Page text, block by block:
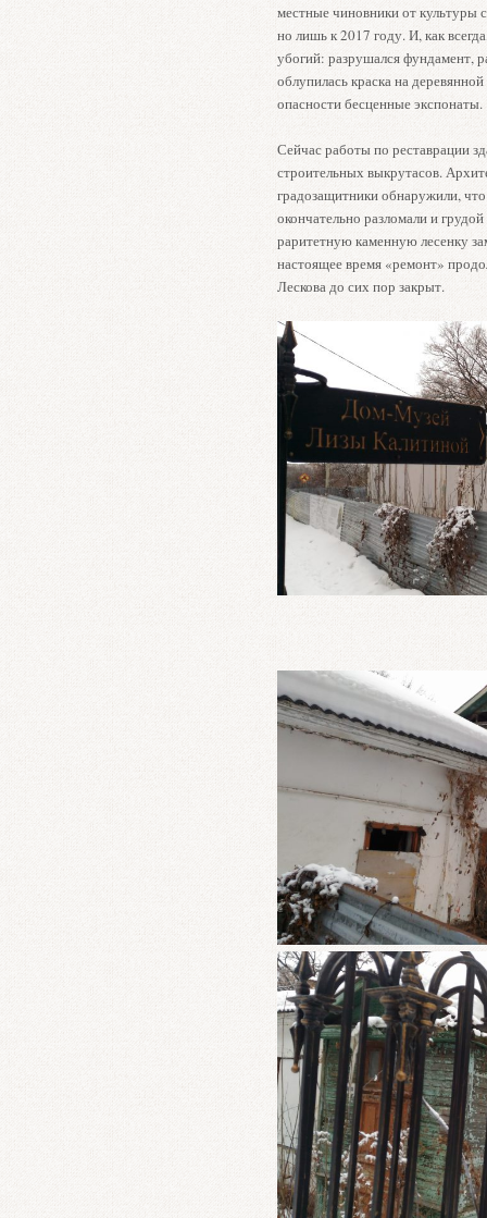
местные чиновники от культуры
но лишь к 2017 году. И, как
убогий: разрушался фундамент,
облупилась краска на
опасности бесценные экспонаты.
Сейчас работы по реставрации
строительных выкрутасов.
градозащитники обнаружили,
окончательно разломали и
раритетную каменную лесенку
настоящее время «ремонт»
Лескова до сих пор закрыт.